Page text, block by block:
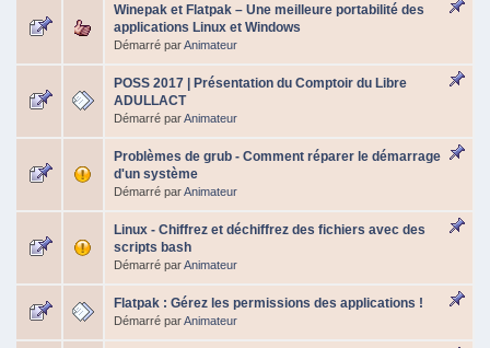
Winepak et Flatpak – Une meilleure portabilité des
applications Linux et Windows
Démarré parAnimateur
POSS 2017 | Présentation du Comptoir du Libre
ADULLACT
Démarré parAnimateur
Problèmes de grub - Comment réparer le démarrage
d'un système
Démarré parAnimateur
Linux - Chiffrez et déchiffrez des fichiers avec des
scripts bash
Démarré parAnimateur
Flatpak : Gérez les permissions des applications !
Démarré parAnimateur